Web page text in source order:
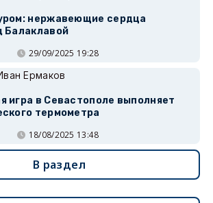
нержавеющие сердца
Балаклавой
29/09/2025 19:28
Ермаков
игра в Севастополе выполняет
термометра
18/08/2025 13:48
В раздел